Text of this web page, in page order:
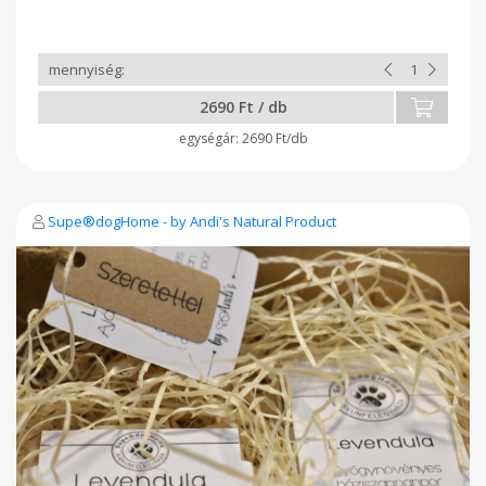
bennünket az egészséges csemegével. Közülük a legidősebb
diótörés. Így válogatott első osztályú, vitaminban gazdag
diónkat hazai hungarikum akácmézünkben egész évben
jószívvel kínáljuk. Útravalónak, ajándékba, mindennapi
egészséges csemegének a munkatársak a család és a
gyerekek legnagyobb örömére.Fogyasszák egészséggel!
2690 Ft / db
2690 Ft/db
Supe®dogHome - by Andi's Natural Product